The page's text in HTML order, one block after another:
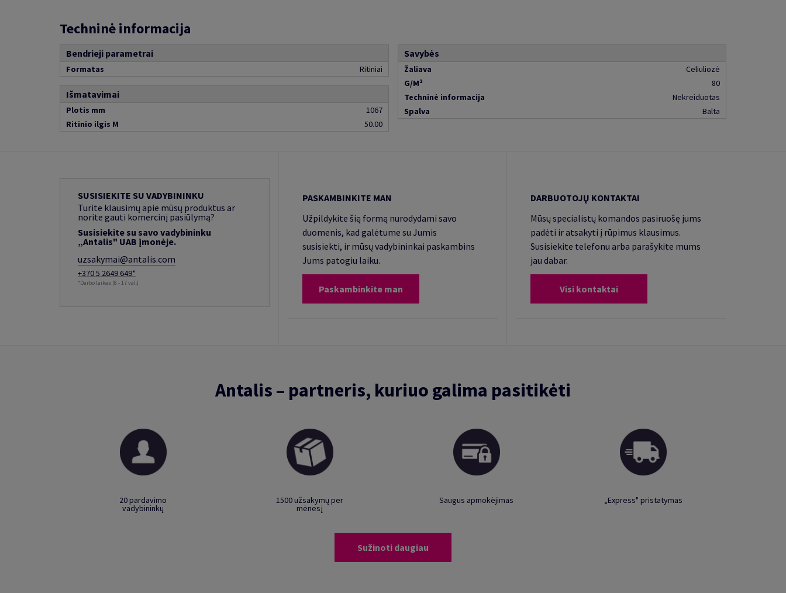
Techninė informacija
Bendrieji parametrai
Formatas Ritiniai
Išmatavimai
Plotis mm
1067
Ritinio ilgis M
50.00
Savybės
Žaliava
Celiuliozė
G/M²
80
Techninė informacija
Nekreiduotas
Spalva
Balta
SUSISIEKITE SU VADYBININKU
Turite klausimų apie mūsų produktus ar
norite gauti komercinį pasiūlymą?
Susisiekite su savo vadybininku
„Antalis" UAB įmonėje.
uzsakymai@antalis.com
+370 5 2649 649*
*Darbo laikas (8 - 17 val.)
PASKAMBINKITE MAN
Užpildykite šią formą nurodydami savo
duomenis, kad galėtume su Jumis
susisiekti, ir mūsų vadybininkai paskambins
Jums patogiu laiku.
Paskambinkite man
DARBUOTOJŲ KONTAKTAI
Mūsų specialistų komandos pasiruošę jums
padėti ir atsakyti į rūpimus klausimus.
Susisiekite telefonu arba parašykite mums
jau dabar.
Visi kontaktai
Antalis – partneris, kuriuo galima pasitikėti
20 pardavimo
vadybininkų
1500 užsakymų per
mėnesį
Saugus apmokėjimas „Express" pristatymas
Sužinoti daugiau